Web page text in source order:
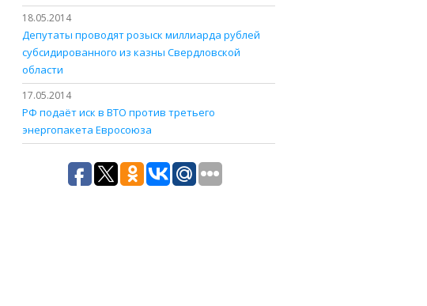
18.05.2014
Депутаты проводят розыск миллиарда рублей
субсидированного из казны Свердловской
области
17.05.2014
РФ подаёт иск в ВТО против третьего
энергопакета Евросоюза